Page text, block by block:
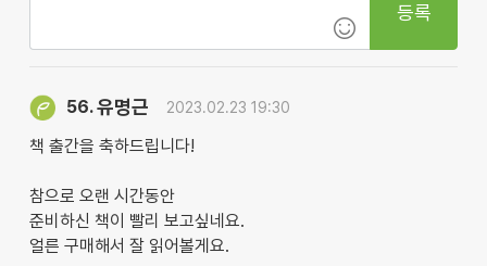
등록
56.유명근 2023.02.23 19:30
책 출간을 축하드립니다!
참으로 오랜 시간동안
준비하신 책이 빨리 보고싶네요.
얼른 구매해서 잘 읽어볼게요.